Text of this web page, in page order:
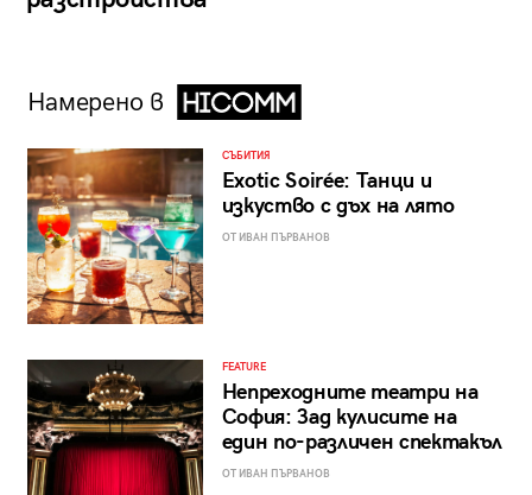
Намерено в
СЪБИТИЯ
Exotic Soirée: Танци и
изкуство с дъх на лято
ОТ ИВАН ПЪРВАНОВ
FEATURE
Непреходните театри на
София: Зад кулисите на
един по-различен спектакъл
ОТ ИВАН ПЪРВАНОВ